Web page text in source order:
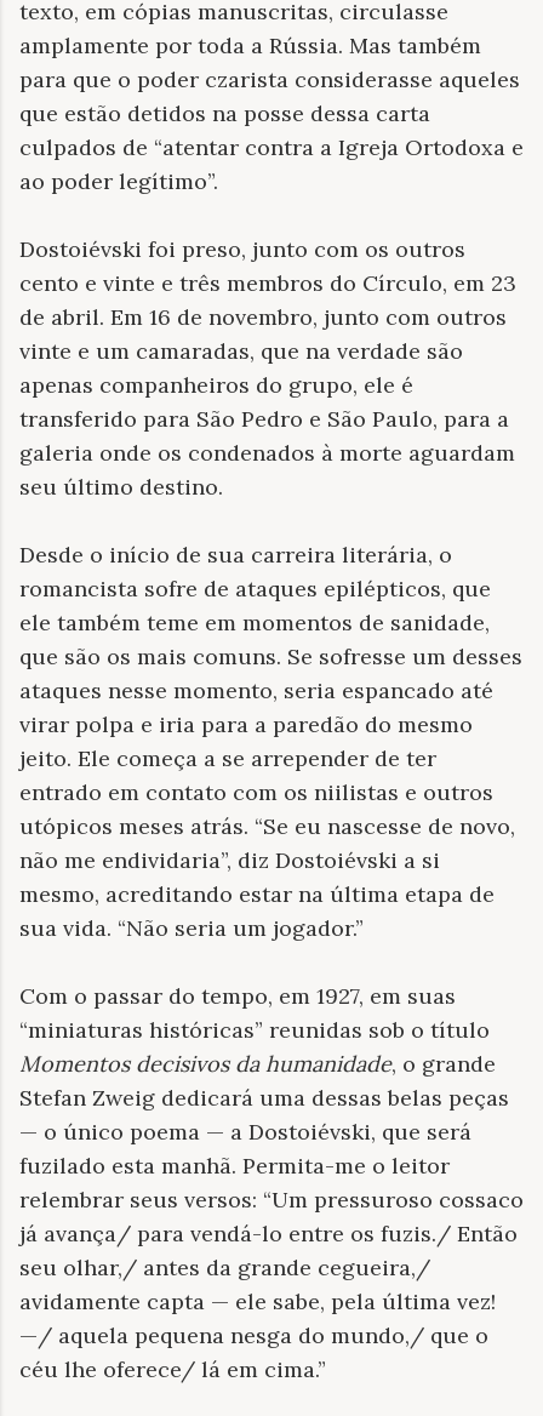
texto, em cópias manuscritas, circulasse
amplamente por toda a Rússia. Mas também
para que o poder czarista considerasse aqueles
que estão detidos na posse dessa carta
culpados de “atentar contra a Igreja Ortodoxa e
ao poder legítimo”.
Dostoiévski foi preso, junto com os outros
cento e vinte e três membros do Círculo, em 23
de abril. Em 16 de novembro, junto com outros
vinte e um camaradas, que na verdade são
apenas companheiros do grupo, ele é
transferido para São Pedro e São Paulo, para a
galeria onde os condenados à morte aguardam
seu último destino.
Desde o início de sua carreira literária, o
romancista sofre de ataques epilépticos, que
ele também teme em momentos de sanidade,
que são os mais comuns. Se sofresse um desses
ataques nesse momento, seria espancado até
virar polpa e iria para a paredão do mesmo
jeito. Ele começa a se arrepender de ter
entrado em contato com os niilistas e outros
utópicos meses atrás. “Se eu nascesse de novo,
não me endividaria”, diz Dostoiévski a si
mesmo, acreditando estar na última etapa de
sua vida. “Não seria um jogador.”
Com o passar do tempo, em 1927, em suas
“miniaturas históricas” reunidas sob o título
Momentos decisivos da humanidade, o grande
Stefan Zweig dedicará uma dessas belas peças
— o único poema — a Dostoiévski, que será
fuzilado esta manhã. Permita-me o leitor
relembrar seus versos: “Um pressuroso cossaco
já avança/ para vendá-lo entre os fuzis./ Então
seu olhar,/ antes da grande cegueira,/
avidamente capta — ele sabe, pela última vez!
—/ aquela pequena nesga do mundo,/ que o
céu lhe oferece/ lá em cima.”